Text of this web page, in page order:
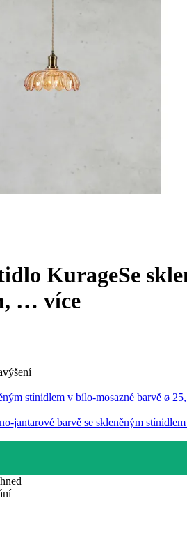
KurageSe
, … více
stínidlem v bílo-mosazné barvě ø
jantarové barvě se skleněným